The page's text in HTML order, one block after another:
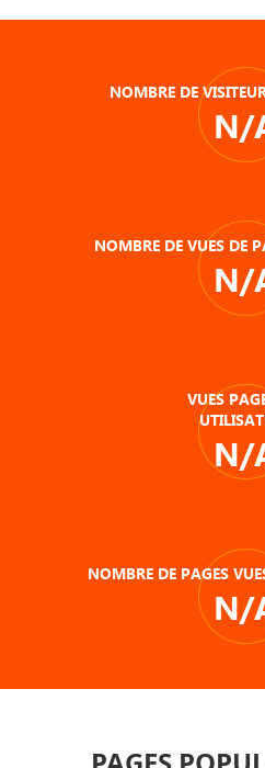
NOMBRE DE
N/
NOMBRE DE VUES DE
N/
VUES
N/
NOMBRE DE PAGES
N/